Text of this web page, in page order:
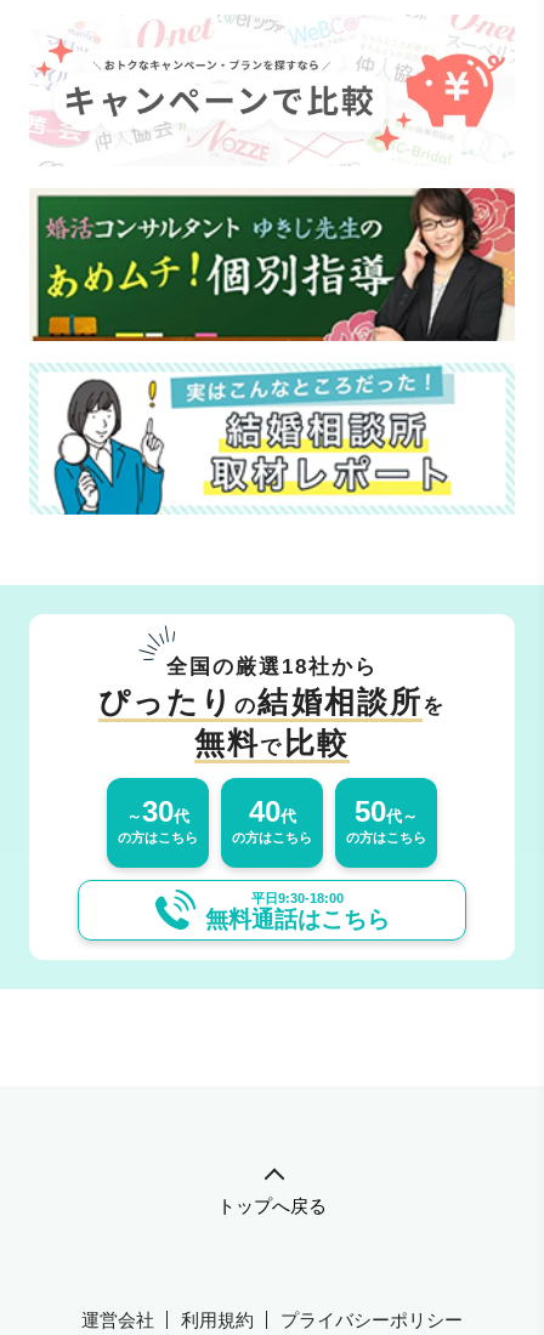
全国の厳選18社から
ぴったりの結婚相談所を
無料で 比較
～30代
の方はこちら
40代
の方はこちら
50代～
の方はこちら
平日9:30-18:00
無料通話はこちら
トップへ戻る
運営会社 利用規約 プライバシーポリシー